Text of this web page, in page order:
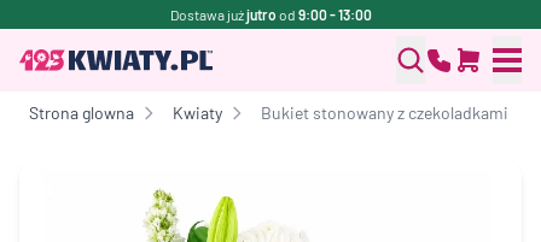
Dostawa jużjutro od 9:00 - 13:00
Strona glowna Kwiaty Bukiet stonowany z czekoladkami